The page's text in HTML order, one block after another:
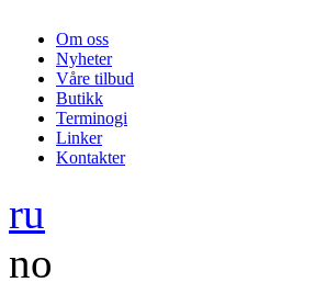
Om oss
Nyheter
Våre tilbud
Butikk
Terminogi
Linker
Kontakter
ru
no